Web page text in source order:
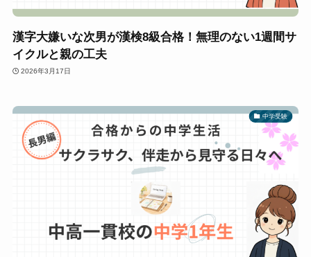
漢字大嫌いな次男が漢検8級合格！無理のない1週間サ
イクルと親の工夫
2026年3月17日
中学受験